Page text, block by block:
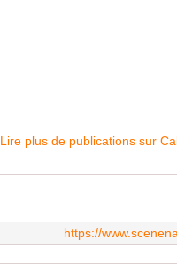
Lire plus de publications sur
https://